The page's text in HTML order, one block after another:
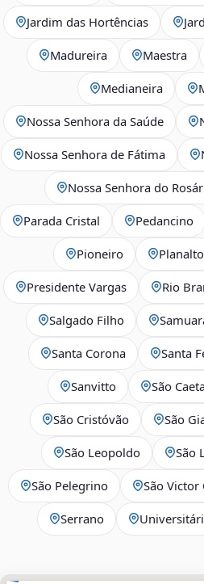
Jardim das Hortências
Madureira Maestra
Medianeira
Nossa Senhora da Saúde
Nossa Senhora de Fátima
Nossa Senhora do
Parada Cristal Pedancino
Pioneiro Planalto
Presidente Vargas Rio
Salgado Filho
Santa Corona Santa
Sanvitto São
São Cristóvão São
São Leopoldo São
São Pelegrino São Victor
Serrano